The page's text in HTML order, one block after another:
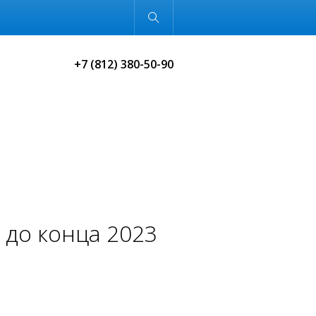
Обычная версия
+7 (812) 380-50-90
конца 2023